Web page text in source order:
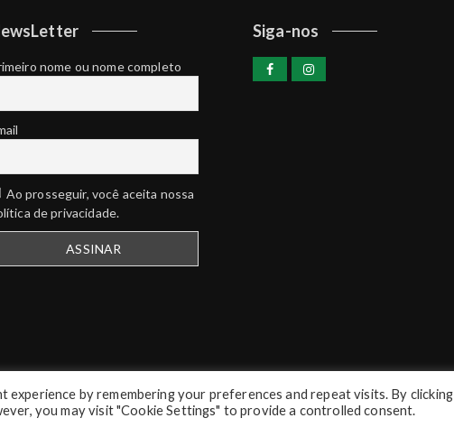
nome ou nome completo
Ao prosseguir, você aceita nossa
de privacidade.
Siga-nos
by remembering your preferences and repeat visits. By clicking
you may visit "Cookie Settings" to provide a controlled consent.